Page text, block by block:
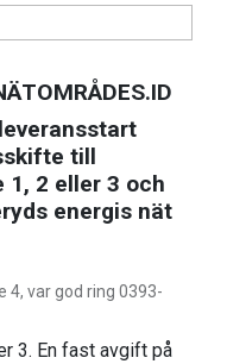
till
1, 2 eller 3 och
energis nät
4, var god ring 0393-
3. En fast avgift på